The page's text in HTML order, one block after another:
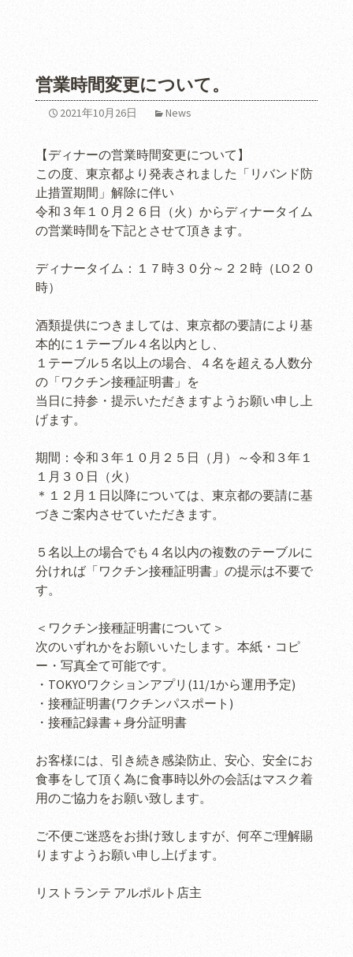
営業時間変更について。
2021年10月26日 News
【ディナーの営業時間変更について】
この度、東京都より発表されました「リバンド防
止措置期間」解除に伴い
令和３年１０月２６日（火）からディナータイム
の営業時間を下記とさせて頂きます。
ディナータイム：１７時３０分～２２時（LO２０
時）
酒類提供につきましては、東京都の要請により基
本的に１テーブル４名以内とし、
１テーブル５名以上の場合、４名を超える人数分
の「ワクチン接種証明書」を
当日に持参・提示いただきますようお願い申し上
げます。
期間：令和３年１０月２５日（月）～令和３年１
１月３０日（火）
＊１２月１日以降については、東京都の要請に基
づきご案内させていただきます。
５名以上の場合でも４名以内の複数のテーブルに
分ければ「ワクチン接種証明書」の提示は不要で
す。
＜ワクチン接種証明書について＞
次のいずれかをお願いいたします。本紙・コピ
ー・写真全て可能です。
・TOKYOワクションアプリ(11/1から運用予定)
・接種証明書(ワクチンパスポート)
・接種記録書＋身分証明書
お客様には、引き続き感染防止、安心、安全にお
食事をして頂く為に食事時以外の会話はマスク着
用のご協力をお願い致します。
ご不便ご迷惑をお掛け致しますが、何卒ご理解賜
りますようお願い申し上げます。
リストランテ アルポルト店主